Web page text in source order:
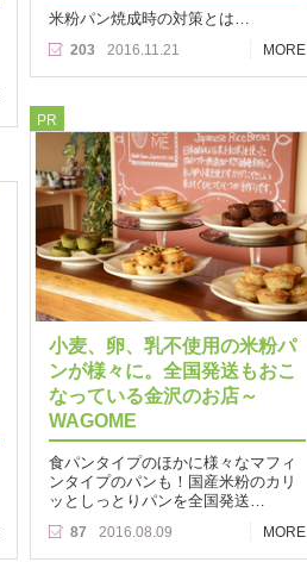
米粉パン焼成時の対策とは…
203 2016.11.21 MORE
PR
小麦、卵、乳不使用の米粉パ
ンが様々に。全国発送もおこ
なっている金沢のお店～
WAGOME
食パンタイプのほかに様々なマフィ
ンタイプのパンも！国産米粉のカリ
ッとしっとりパンを全国発送…
87 2016.08.09 MORE